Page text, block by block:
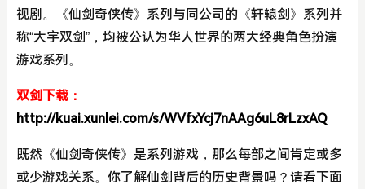
视剧。《仙剑奇侠传》系列与同公司的《轩辕剑》系列并
称“大宇双剑”，均被公认为华人世界的两大经典角色扮演
游戏系列。
双剑下载：
http://kuai.xunlei.com/s/WVfxYcj7nAAg6uL8rLzxAQ
既然《仙剑奇侠传》是系列游戏，那么每部之间肯定或多
或少游戏关系。你了解仙剑背后的历史背景吗？请看下面